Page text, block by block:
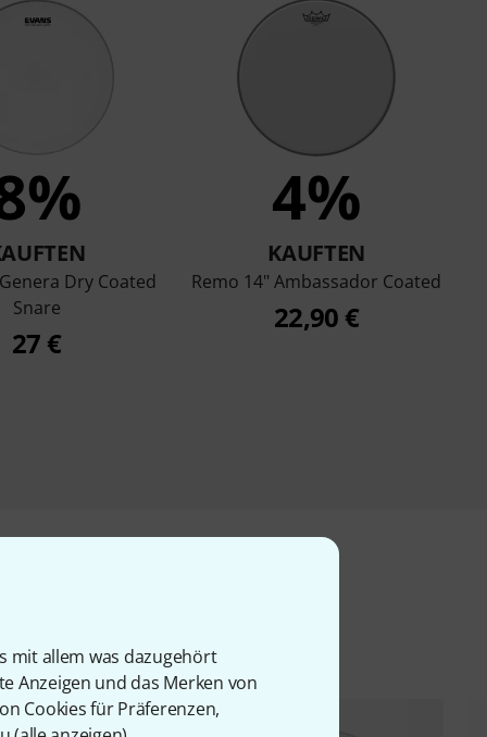
mit allem was dazugehört
Anzeigen und das Merken von
Cookies für Präferenzen,
Dry Coated
Snare
27 €
4%
KAUFTEN
Remo 14" Ambassador Coated
22,90 €